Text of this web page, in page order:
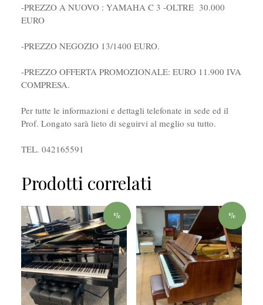
-PREZZO A NUOVO : YAMAHA C 3 -OLTRE 30.000
EURO
-PREZZO NEGOZIO 13/1400 EURO.
-PREZZO OFFERTA PROMOZIONALE: EURO 11.900 IVA
COMPRESA.
Per tutte le informazioni e dettagli telefonate in sede ed il
Prof. Longato sarà lieto di seguirvi al meglio su tutto.
TEL. 042165591
Prodotti correlati
% %